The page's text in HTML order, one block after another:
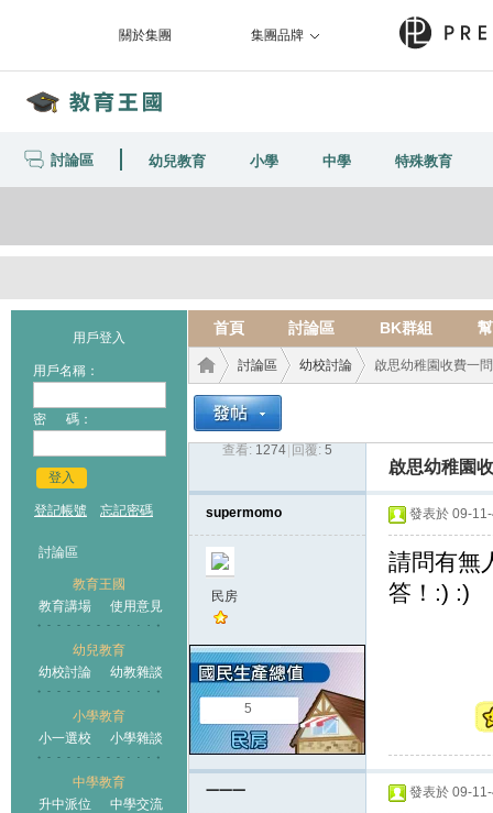
關於集團 集團品牌
討論區 幼兒教育 小學 中學 特殊教育
用戶登入
用戶名稱：
密 碼：
登入
登記帳號 忘記密碼
討論區
教育王國
教育講場
使用意見
幼兒教育
幼校討論
幼教雜談
小學教育
小一選校
小學雜談
中學教育
升中派位
中學交流
首頁 討論區 BK群組
王國
討論區 幼校討論 啟思幼稚園收費一
查看: 1274 回覆: 5
啟思幼稚園
supermomo
民房
5
發表於 09-
請問有無
答！:) :)
一一一 發表於 09-